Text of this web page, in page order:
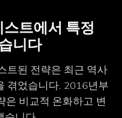
트에서 특정
니다
트된 전략은 최근 역사
겪었습니다. 2016년부
은 비교적 온화하고 변